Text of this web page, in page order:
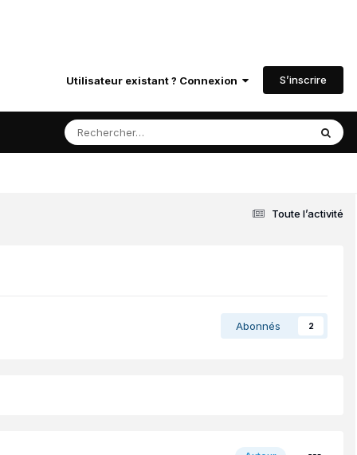
Utilisateur existant ? Connexion S’inscrire
Toute l’activité
Abonnés 2